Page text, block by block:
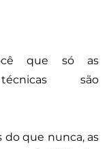
que só as
são